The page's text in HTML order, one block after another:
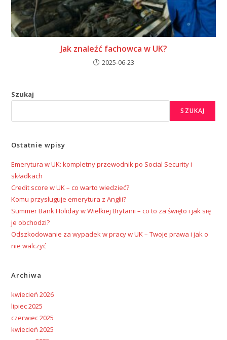
Jak znaleźć fachowca w UK?
2025-06-23
Szukaj
SZUKAJ
Ostatnie wpisy
Emerytura w UK: kompletny przewodnik po Social Security i
składkach
Credit score w UK – co warto wiedzieć?
Komu przysługuje emerytura z Anglii?
Summer Bank Holiday w Wielkiej Brytanii – co to za święto i jak się
je obchodzi?
Odszkodowanie za wypadek w pracy w UK – Twoje prawa i jak o
nie walczyć
Archiwa
kwiecień 2026
lipiec 2025
czerwiec 2025
kwiecień 2025